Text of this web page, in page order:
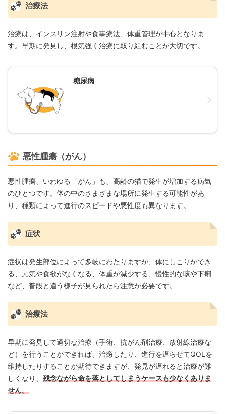
治療法
治療は、インスリン注射や食事療法、体重管理が中心となりま
す。早期に発見し、根気強く治療に取り組むことが大切です。
糖尿病
悪性腫瘍（がん）
悪性腫瘍、いわゆる「がん」も、高齢の猫で発生が増加する病気
のひとつです。体の中のさまざまな場所に発生する可能性があ
り、種類によって進行のスピードや悪性度も異なります。
症状
症状は発生部位によって多岐にわたりますが、体にしこりができ
る、元気や食欲がなくなる、体重が減少する、慢性的な咳や下痢
など、普段と違う様子が見られたら注意が必要です。
治療法
早期に発見して適切な治療（手術、抗がん剤治療、放射線治療な
ど）を行うことができれば、治癒したり、進行を遅らせてQOLを
維持したりすることが期待できますが、発見が遅れると治療が難
しくなり、 残念ながら命を落としてしまうケースも少なくありま
せん。